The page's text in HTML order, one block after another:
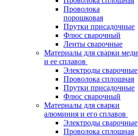
Проволока
порошковая
Прутки присадочные
Флюс сварочный
Ленты сварочные
Материалы для сварки меди
и ее сплавов
Электроды сварочные
Проволока сплошная
Прутки присадочные
Флюс сварочный
Материалы для сварки
алюминия и его сплавов
Электроды сварочные
Проволока сплошная